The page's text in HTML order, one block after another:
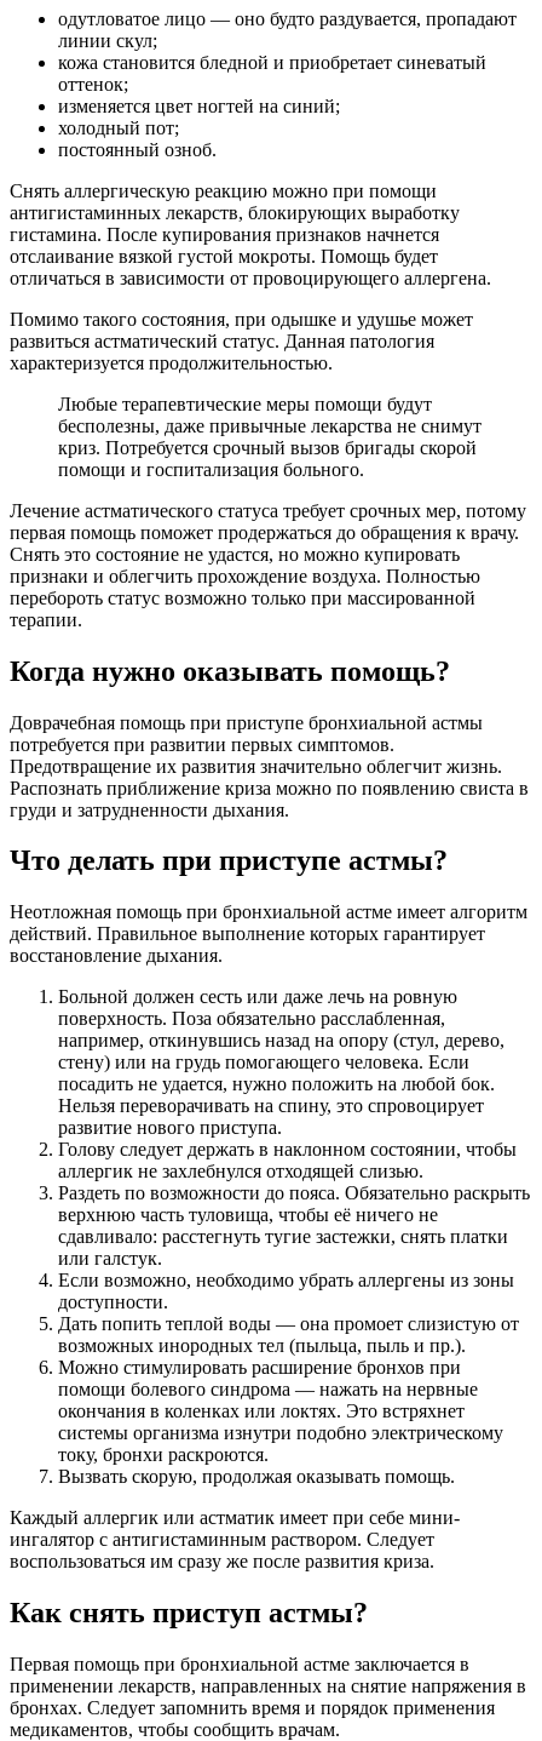
одутловатое лицо — оно будто раздувается, пропадают
линии скул;
кожа становится бледной и приобретает синеватый
оттенок;
изменяется цвет ногтей на синий;
холодный пот;
постоянный озноб.
Снять аллергическую реакцию можно при помощи
антигистаминных лекарств, блокирующих выработку
гистамина. После купирования признаков начнется
отслаивание вязкой густой мокроты. Помощь будет
отличаться в зависимости от провоцирующего аллергена.
Помимо такого состояния, при одышке и удушье может
развиться астматический статус. Данная патология
характеризуется продолжительностью.
Любые терапевтические меры помощи будут
бесполезны, даже привычные лекарства не снимут
криз. Потребуется срочный вызов бригады скорой
помощи и госпитализация больного.
Лечение астматического статуса требует срочных мер, потому
первая помощь поможет продержаться до обращения к врачу.
Снять это состояние не удастся, но можно купировать
признаки и облегчить прохождение воздуха. Полностью
перебороть статус возможно только при массированной
терапии.
Когда нужно оказывать помощь?
Доврачебная помощь при приступе бронхиальной астмы
потребуется при развитии первых симптомов.
Предотвращение их развития значительно облегчит жизнь.
Распознать приближение криза можно по появлению свиста в
груди и затрудненности дыхания.
Что делать при приступе астмы?
Неотложная помощь при бронхиальной астме имеет алгоритм
действий. Правильное выполнение которых гарантирует
восстановление дыхания.
Больной должен сесть или даже лечь на ровную
поверхность. Поза обязательно расслабленная,
например, откинувшись назад на опору (стул, дерево,
стену) или на грудь помогающего человека. Если
посадить не удается, нужно положить на любой бок.
Нельзя переворачивать на спину, это спровоцирует
развитие нового приступа.
Голову следует держать в наклонном состоянии, чтобы
аллергик не захлебнулся отходящей слизью.
Раздеть по возможности до пояса. Обязательно раскрыть
верхнюю часть туловища, чтобы её ничего не
сдавливало: расстегнуть тугие застежки, снять платки
или галстук.
Если возможно, необходимо убрать аллергены из зоны
доступности.
Дать попить теплой воды — она промоет слизистую от
возможных инородных тел (пыльца, пыль и пр.).
Можно стимулировать расширение бронхов при
помощи болевого синдрома — нажать на нервные
окончания в коленках или локтях. Это встряхнет
системы организма изнутри подобно электрическому
току, бронхи раскроются.
Вызвать скорую, продолжая оказывать помощь.
Каждый аллергик или астматик имеет при себе мини-
ингалятор с антигистаминным раствором. Следует
воспользоваться им сразу же после развития криза.
Как снять приступ астмы?
Первая помощь при бронхиальной астме заключается в
применении лекарств, направленных на снятие напряжения в
бронхах. Следует запомнить время и порядок применения
медикаментов, чтобы сообщить врачам.